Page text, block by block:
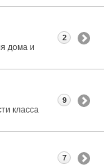
дома и
2
класса
9
7